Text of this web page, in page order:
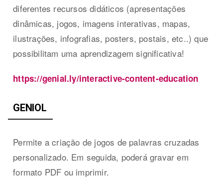
diferentes recursos didáticos (apresentações
dinâmicas, jogos, imagens interativas, mapas,
ilustrações, infografias, posters, postais, etc..) que
possibilitam uma aprendizagem significativa!
https://genial.ly/interactive-content-education
GENIOL
Permite a criação de jogos de palavras cruzadas
personalizado. Em seguida, poderá gravar em
formato PDF ou imprimir.